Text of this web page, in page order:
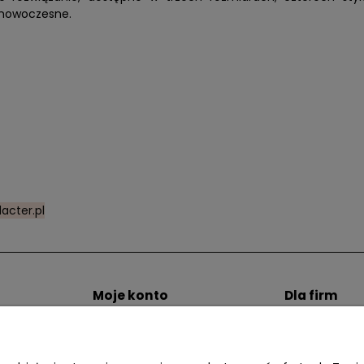
Moje konto
Przechowalnia
Dla firm